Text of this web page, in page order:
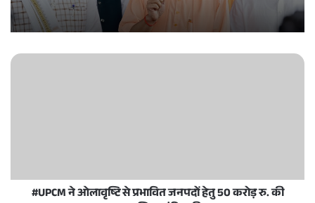
#UPCM ने ओलावृष्टि से प्रभावित जनपदों हेतु 50 करोड़ रु. की